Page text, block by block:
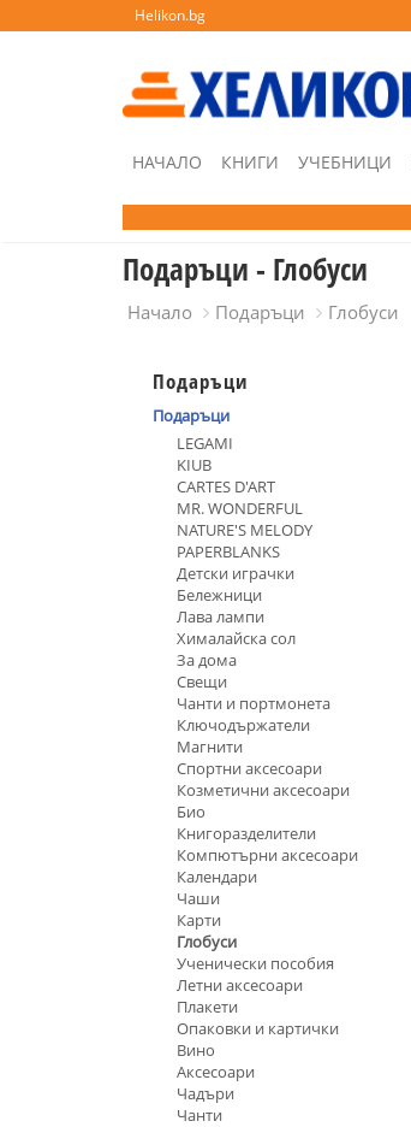
Helikon.bg
НАЧАЛО КНИГИ УЧЕБНИЦИ
Подаръци - Глобуси
Начало Подаръци Глобуси
Подаръци
Подаръци
LEGAMI
KIUB
CARTES D'ART
MR. WONDERFUL
NATURE'S MELODY
PAPERBLANKS
Детски играчки
Бележници
Лава лампи
Хималайска сол
За дома
Свещи
Чанти и портмонета
Ключодържатели
Магнити
Спортни аксесоари
Козметични аксесоари
Био
Книгоразделители
Компютърни аксесоари
Календари
Чаши
Карти
Глобуси
Ученически пособия
Летни аксесоари
Плакети
Опаковки и картички
Вино
Аксесоари
Чадъри
Чанти